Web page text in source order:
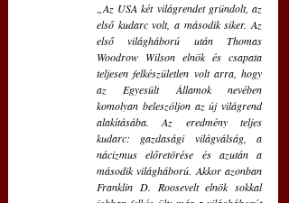
„Az USA két világrendet gründolt, az
első kudarc volt, a második siker. Az
első világháború után Thomas
Woodrow Wilson elnök és csapata
teljesen felkészületlen volt arra, hogy
az Egyesült Államok nevében
komolyan beleszóljon az új világrend
alakításába. Az eredmény teljes
kudarc: gazdasági világválság, a
nácizmus előretörése és azután a
második világháború. Akkor azonban
Franklin D. Roosevelt elnök sokkal